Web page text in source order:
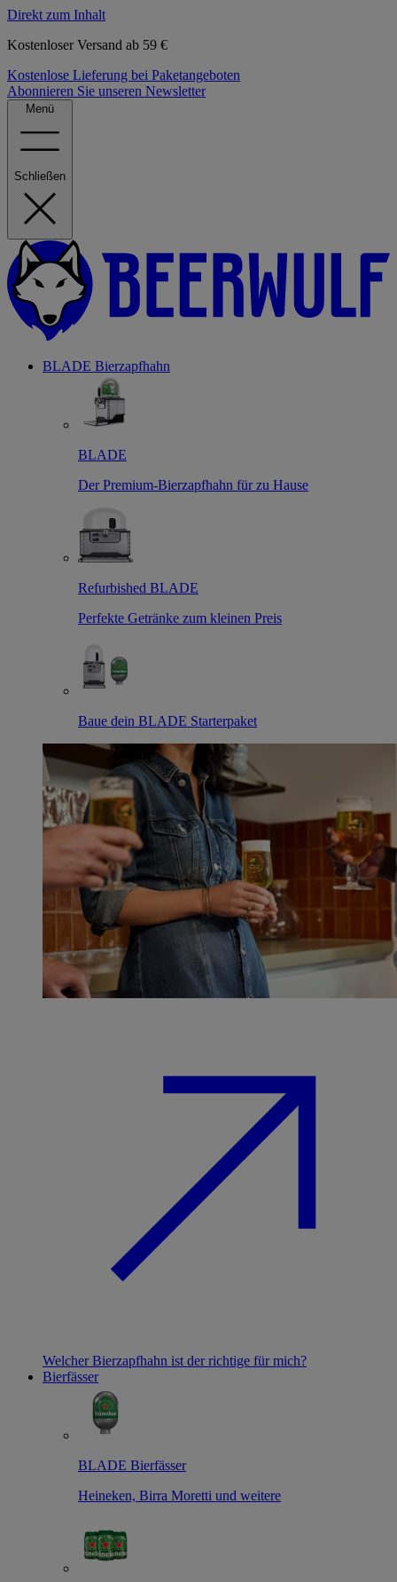
Direkt zum Inhalt
Kostenloser Versand ab 59 €
Kostenlose Lieferung bei Paketangeboten
Abonnieren Sie unseren Newsletter
Menü
Schließen
BLADE Bierzapfhahn
BLADE
Der Premium-Bierzapfhahn für zu Hause
Refurbished BLADE
Perfekte Getränke zum kleinen Preis
Baue dein BLADE Starterpaket
Welcher Bierzapfhahn ist der richtige für mich?
Bierfässer
BLADE Bierfässer
Heineken, Birra Moretti und weitere